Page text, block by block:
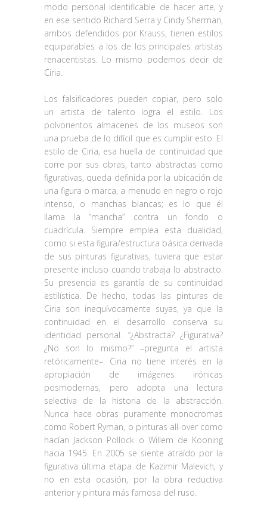
modo personal identificable de hacer arte, y
en ese sentido Richard Serra y Cindy Sherman,
ambos defendidos por Krauss, tienen estilos
equiparables a los de los principales artistas
renacentistas. Lo mismo podemos decir de
Ciria.
Los falsificadores pueden copiar, pero solo
un artista de talento logra el estilo. Los
polvorientos almacenes de los museos son
una prueba de lo difícil que es cumplir esto. El
estilo de Ciria, esa huella de continuidad que
corre por sus obras, tanto abstractas como
figurativas, queda definida por la ubicación de
una figura o marca, a menudo en negro o rojo
intenso, o manchas blancas; es lo que él
llama la “mancha” contra un fondo o
cuadrícula. Siempre emplea esta dualidad,
como si esta figura/estructura básica derivada
de sus pinturas figurativas, tuviera que estar
presente incluso cuando trabaja lo abstracto.
Su presencia es garantía de su continuidad
estilística. De hecho, todas las pinturas de
Ciria son inequívocamente suyas, ya que la
continuidad en el desarrollo conserva su
identidad personal. “¿Abstracta? ¿Figurativa?
¿No son lo mismo?” –pregunta el artista
retóricamente–. Ciria no tiene interés en la
apropiación de imágenes irónicas
posmodernas, pero adopta una lectura
selectiva de la historia de la abstracción.
Nunca hace obras puramente monocromas
como Robert Ryman, o pinturas all-over como
hacían Jackson Pollock o Willem de Kooning
hacia 1945. En 2005 se siente atraído por la
figurativa última etapa de Kazimir Malevich, y
no en esta ocasión, por la obra reductiva
anterior y pintura más famosa del ruso.